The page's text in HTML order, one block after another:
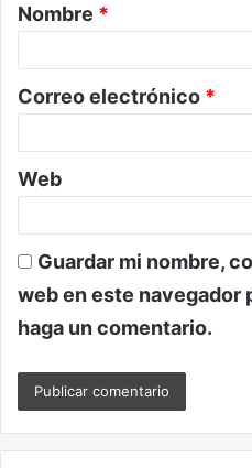
r
o
*
Nombre *
Correo electrónico *
Web
Guardar mi nombre,
web en este navegador
haga un comentario.